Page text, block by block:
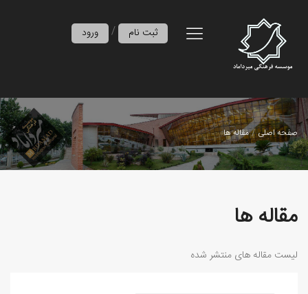
ورود / ثبت نام
صفحه اصلی مقاله ها
مقاله ها
لیست مقاله های منتشر شده